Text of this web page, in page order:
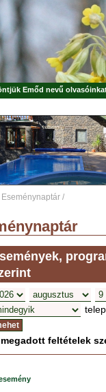
Emőd nevű
Eseménynaptár /
feltételek